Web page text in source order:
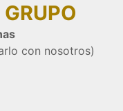
con nosotros)